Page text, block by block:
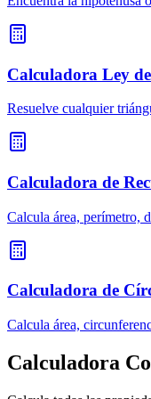
Calculadora Ley
Resuelve cualquier
Calculadora de
Calcula área, perímetro,
Calculadora de
Calcula área,
Calculadora